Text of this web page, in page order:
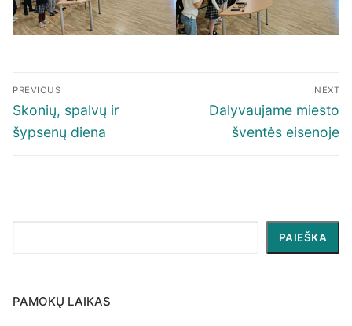
Navigacija
tarp
įrašų
PREVIOUS
Previous
post:
Skonių, spalvų ir
šypsenų diena
NEXT
Next
post:
Dalyvaujame miesto
šventės eisenoje
PAIEŠKA
PAMOKŲ LAIKAS